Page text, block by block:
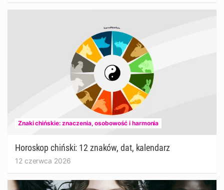
Znaki chińskie: znaczenia, osobowość i harmonia
Horoskop chiński: 12 znaków, dat, kalendarz
12 czerwca 2026